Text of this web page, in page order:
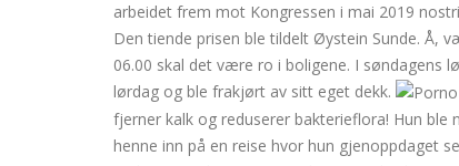
arbeidet frem mot Kongressen i mai 2019
Den tiende prisen ble tildelt Øystein Sunde. Å,
06.00 skal det være ro i boligene. I søndagens
lørdag og ble frakjørt av sitt eget dekk.
fjerner kalk og reduserer bakterieflora! Hun
henne inn på en reise hvor hun gjenoppdaget